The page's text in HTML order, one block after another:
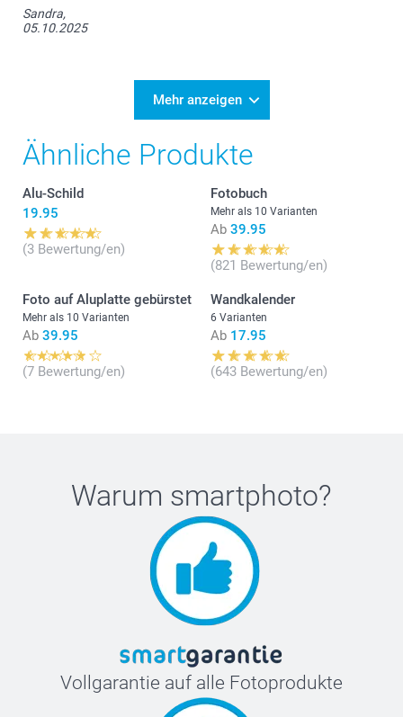
Sandra,
05.10.2025
Mehr anzeigen
Ähnliche Produkte
Alu-Schild
19.95
(3 Bewertung/en)
Fotobuch
Mehr als 10 Varianten
Ab 39.95
(821 Bewertung/en)
Foto auf Aluplatte gebürstet
Mehr als 10 Varianten
Ab 39.95
(7 Bewertung/en)
Wandkalender
6 Varianten
Ab 17.95
(643 Bewertung/en)
Warum smartphoto?
Vollgarantie auf alle Fotoprodukte